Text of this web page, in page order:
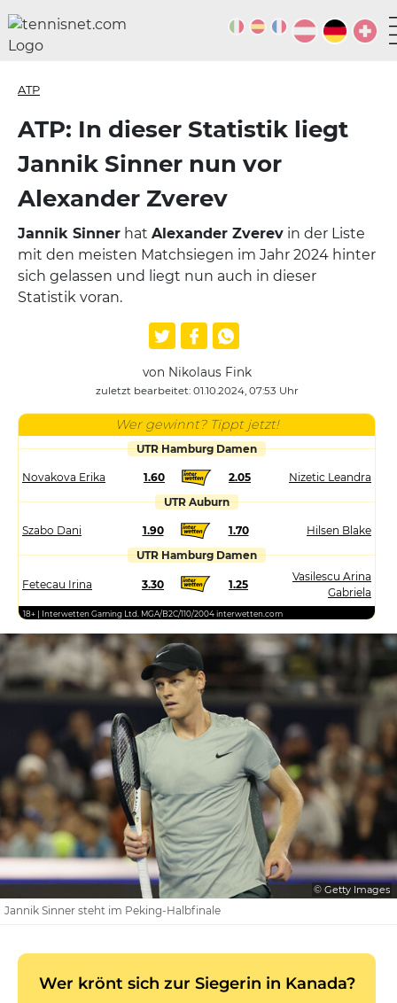
ATP
ATP: In dieser Statistik liegt
Jannik Sinner nun vor
Alexander Zverev
Jannik Sinner hat Alexander Zverev in der Liste
mit den meisten Matchsiegen im Jahr 2024 hinter
sich gelassen und liegt nun auch in dieser
Statistik voran.
von Nikolaus Fink
zuletzt bearbeitet: 01.10.2024, 07:53 Uhr
Wer gewinnt? Tippt jetzt!
UTR Hamburg Damen
Novakova Erika 1.60 2.05
Nizetic Leandra
UTR Auburn
Szabo Dani 1.90 1.70
Hilsen Blake
UTR Hamburg Damen
Fetecau Irina 3.30 1.25
Vasilescu Arina
Gabriela
18+ | Interwetten Gaming Ltd. MGA/B2C/110/2004 interwetten.com
© Getty Images
Jannik Sinner steht im Peking-Halbfinale